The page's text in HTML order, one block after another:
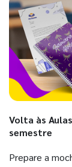
Volta às
semestre
Prepare a